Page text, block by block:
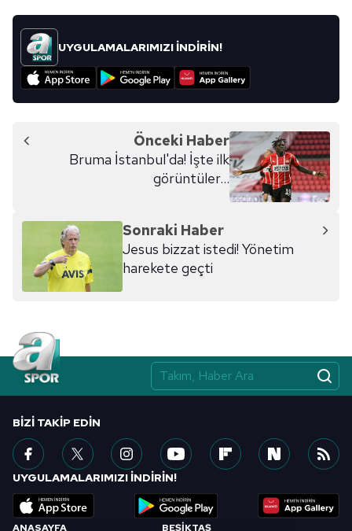
UYGULAMALARIMIZI İNDİRİN!
Önceki Haber
Bruma İstanbul'da! İşte ilk
görüntüler...
Sonraki Haber
Jesus bizzat istedi! Yönetim
harekete geçti
ANASAYFA BEŞİKTAŞ
BIZI TAKIP EDIN
UYGULAMALARIMIZI İNDİRİN!